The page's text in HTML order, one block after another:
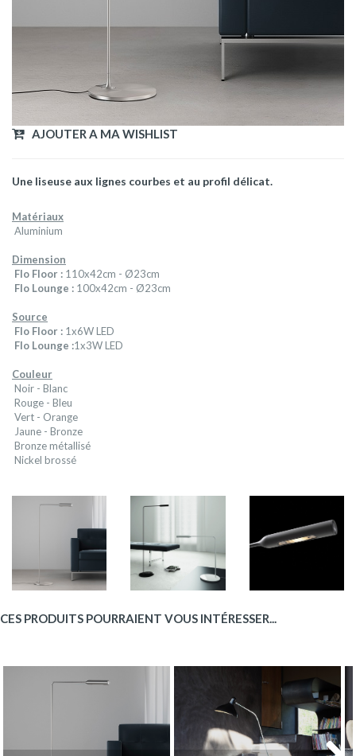
AJOUTER A MA WISHLIST
Une liseuse aux lignes courbes et au profil délicat.
Matériaux
Aluminium
Dimension
Flo Floor : 110x42cm - Ø23cm
Flo Lounge : 100x42cm - Ø23cm
Source
Flo Floor : 1x6W LED
Flo Lounge :1x3W LED
Couleur
Noir - Blanc
Rouge - Bleu
Vert - Orange
Jaune - Bronze
Bronze métallisé
Nickel brossé
CES PRODUITS POURRAIENT VOUS INTÉRESSER...